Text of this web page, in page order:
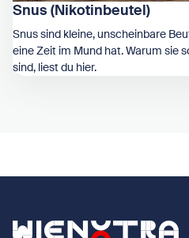
Snus (Nikotinbeutel)
Snus sind kleine, unscheinbare
eine Zeit im Mund hat. Warum sie
sind, liest du hier.
Zurück zur Startseite